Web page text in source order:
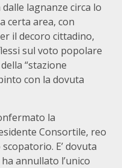
lagnanze circa lo
certa area, con
il decoro cittadino,
sul voto popolare
“stazione
con la dovuta
la
Consortile, reo
E’ dovuta
annullato l’unico